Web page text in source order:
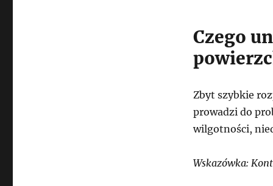
Czego
Zbyt szybkie
prowadzi do
wilgotności,
Wskazówka: